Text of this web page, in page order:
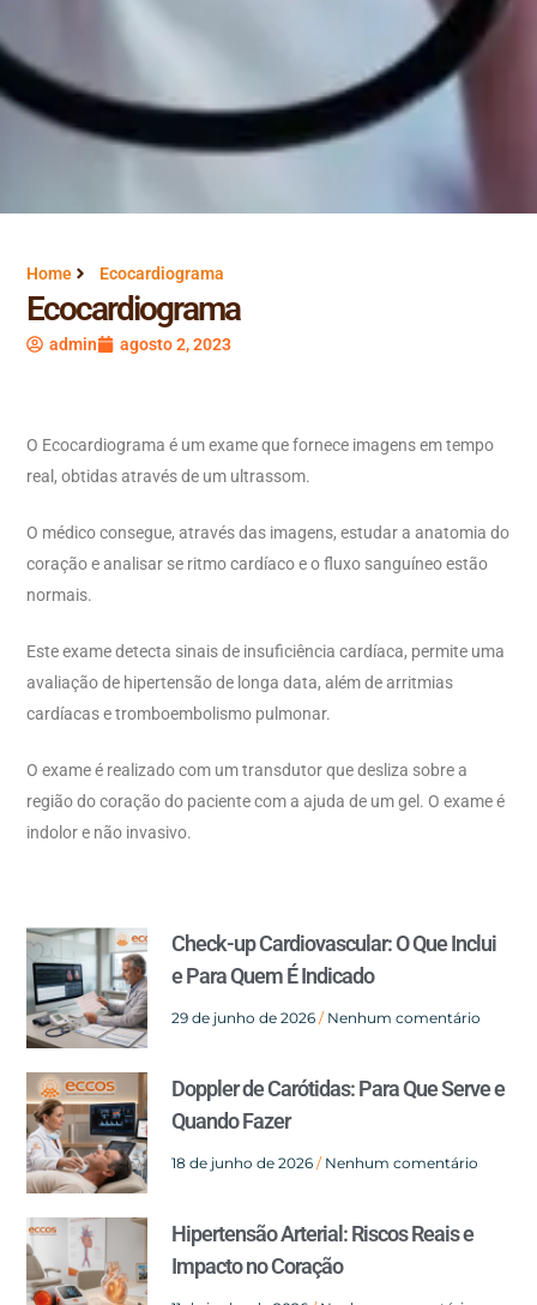
Home Ecocardiograma
Ecocardiograma
admin agosto 2, 2023
O Ecocardiograma é um exame que fornece imagens em tempo
real, obtidas através de um ultrassom.
O médico consegue, através das imagens, estudar a anatomia do
coração e analisar se ritmo cardíaco e o fluxo sanguíneo estão
normais.
Este exame detecta sinais de insuficiência cardíaca, permite uma
avaliação de hipertensão de longa data, além de arritmias
cardíacas e tromboembolismo pulmonar.
O exame é realizado com um transdutor que desliza sobre a
região do coração do paciente com a ajuda de um gel. O exame é
indolor e não invasivo.
Check-up Cardiovascular: O Que Inclui
e Para Quem É Indicado
29 de junho de 2026 Nenhum comentário
Doppler de Carótidas: Para Que Serve e
Quando Fazer
18 de junho de 2026 Nenhum comentário
Hipertensão Arterial: Riscos Reais e
Impacto no Coração